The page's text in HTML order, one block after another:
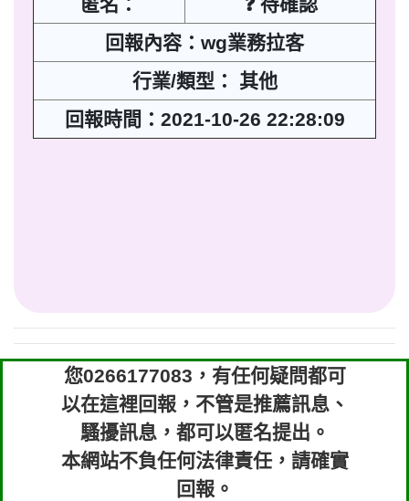
回報內容：wg業務拉客
行業/類型： 其他
回報時間：2021-10-26 22:28:09
您0266177083，有任何疑問都可
以在這裡回報，不管是推薦訊息、
騷擾訊息，都可以匿名提出。
本網站不負任何法律責任，請確實
回報。